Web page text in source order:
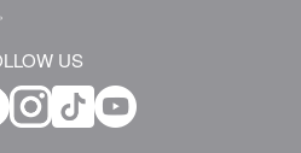
US